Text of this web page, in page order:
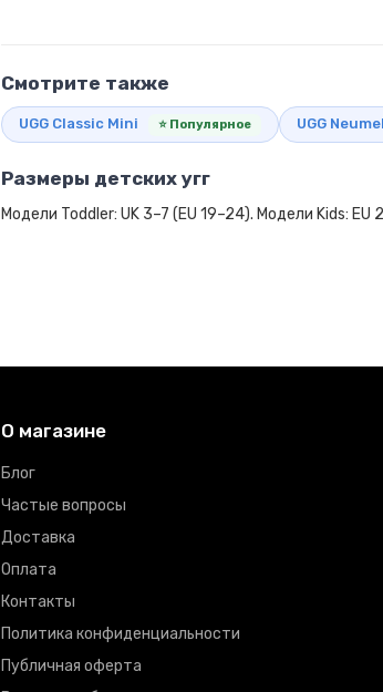
Смотрите также
UGG Classic Mini ⭐ Популярное UGG Neumel
Размеры детских угг
Модели Toddler: UK 3–7 (EU 19–24). Модели Kids: EU
О магазине
Блог
Частые вопросы
Доставка
Оплата
Контакты
Политика конфиденциальности
Публичная оферта